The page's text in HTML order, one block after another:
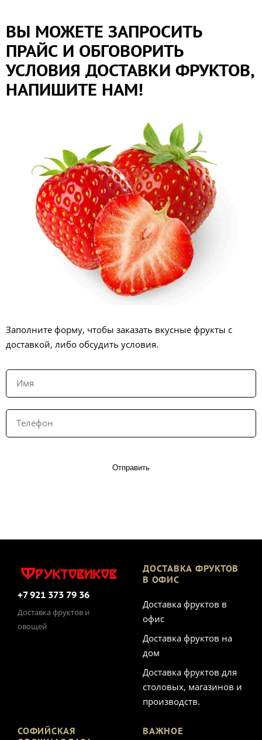
ВЫ МОЖЕТЕ ЗАПРОСИТЬ
ПРАЙС И ОБГОВОРИТЬ
УСЛОВИЯ ДОСТАВКИ ФРУКТОВ,
НАПИШИТЕ НАМ!
Заполните форму, чтобы заказать вкусные фрукты с
доставкой, либо обсудить условия.
Отправить
+7 921 373 79 36
Доставка фруктов и
овощей
ДОСТАВКА ФРУКТОВ
В ОФИС
Доставка фруктов в
офис
Доставка фруктов на
дом
Доставка фруктов для
столовых, магазинов и
производств.
СОФИЙСКАЯ
ВАЖНОЕ